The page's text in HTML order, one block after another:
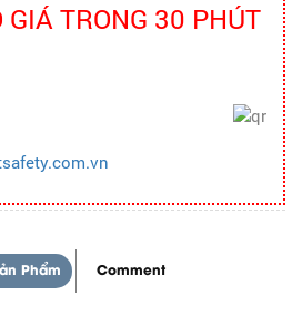
GIÁ TRONG 30 PHÚT
Phẩm Comment